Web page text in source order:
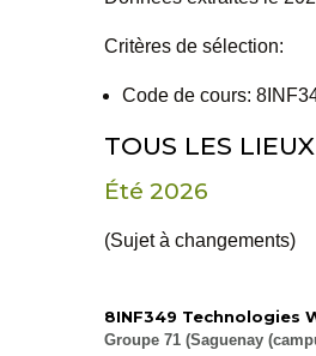
Critères de sélection:
Code de cours:
TOUS LES
Été 2026
(Sujet à changements)
8INF349 Technologies
Groupe 71 (Saguenay